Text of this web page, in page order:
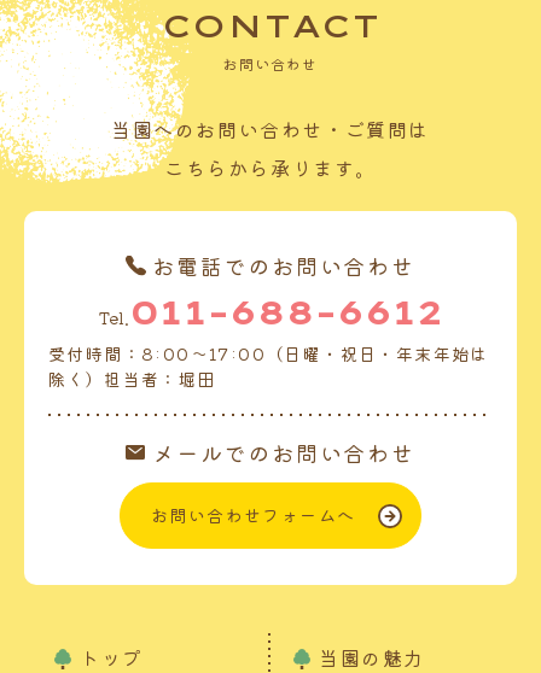
CONTACT
お問い合わせ
当園へのお問い合わせ・ご質問は
こちらから承ります。
お電話でのお問い合わせ
Tel. 011-688-6612
受付時間：8:00～17:00（日曜・祝日・年末年始は
除く）担当者：堀田
メールでのお問い合わせ
お問い合わせフォームへ
トップ 当園の魅力